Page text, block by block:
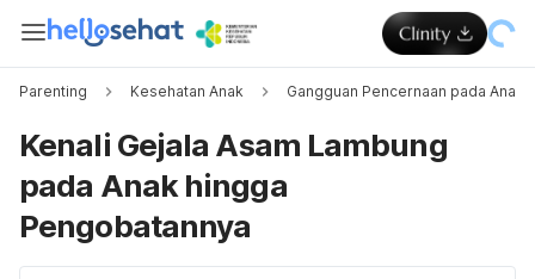
Parenting Kesehatan Anak Gangguan Pencernaan pada Anak
Kenali Gejala Asam Lambung
pada Anak hingga
Pengobatannya